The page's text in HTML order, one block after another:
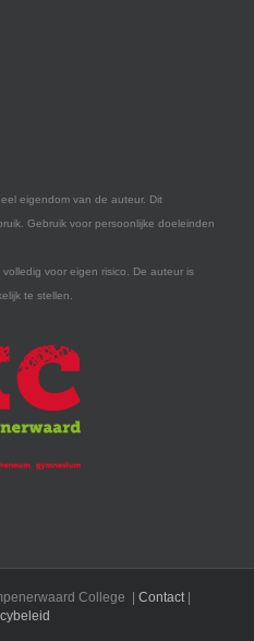
eigendom van de auteur. Dit
Gebruik voor persoonlijke doeleinden
voor eigen risico. De auteur is
te stellen.
College | Contact|